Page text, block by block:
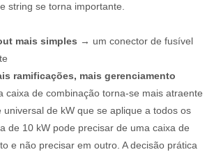
string se torna importante.
mais simples → um conector de fusível
ramificações, mais gerenciamento
caixa de combinação torna-se mais atraente
universal de kW que se aplique a todos os
de 10 kW pode precisar de uma caixa de
e não precisar em outro. A decisão prática